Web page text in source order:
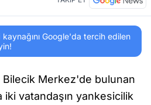
kaynağını Google'da tercih edilen
Bilecik Merkez'de bulunan
iki vatandaşın yankesicilik